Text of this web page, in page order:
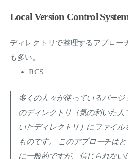
Local Version Control
ディレクトリで整理するアプロー
も多い。
RCS
多くの人々が使っているバージ
のディレクトリ（気の利いた人
いたディレクトリ）にファイル
ものです。 このアプローチは
に一般的ですが、信じられない